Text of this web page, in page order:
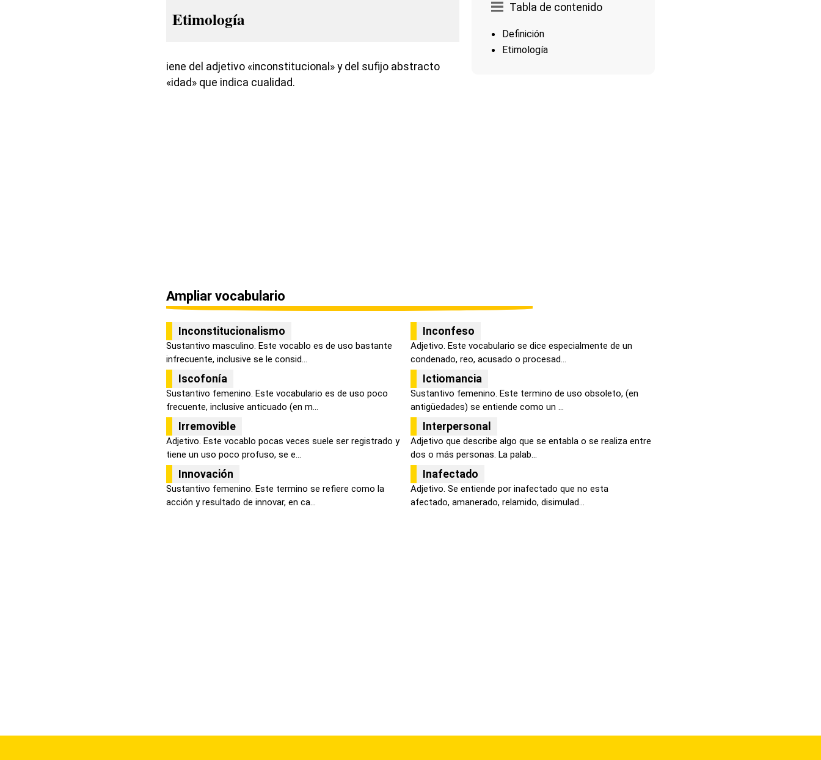
Tabla de contenido
Definición
Etimología
Etimología
iene del adjetivo «inconstitucional» y del sufijo abstracto
«idad» que indica cualidad.
Ampliar vocabulario
Inconstitucionalismo
Sustantivo masculino. Este vocablo es de uso bastante
infrecuente, inclusive se le consid...
Inconfeso
Adjetivo. Este vocabulario se dice especialmente de un
condenado, reo, acusado o procesad...
Iscofonía
Sustantivo femenino. Este vocabulario es de uso poco
frecuente, inclusive anticuado (en m...
Ictiomancia
Sustantivo femenino. Este termino de uso obsoleto, (en
antigüedades) se entiende como un ...
Irremovible
Adjetivo. Este vocablo pocas veces suele ser registrado y
tiene un uso poco profuso, se e...
Interpersonal
Adjetivo que describe algo que se entabla o se realiza entre
dos o más personas. La palab...
Innovación
Sustantivo femenino. Este termino se refiere como la
acción y resultado de innovar, en ca...
Inafectado
Adjetivo. Se entiende por inafectado que no esta
afectado, amanerado, relamido, disimulad...